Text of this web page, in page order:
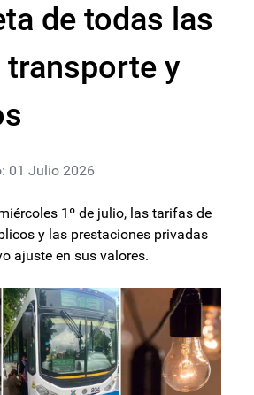
de todas las
y
01 Julio 2026
1º de julio, las tarifas de
y las prestaciones privadas
ajuste en sus valores.